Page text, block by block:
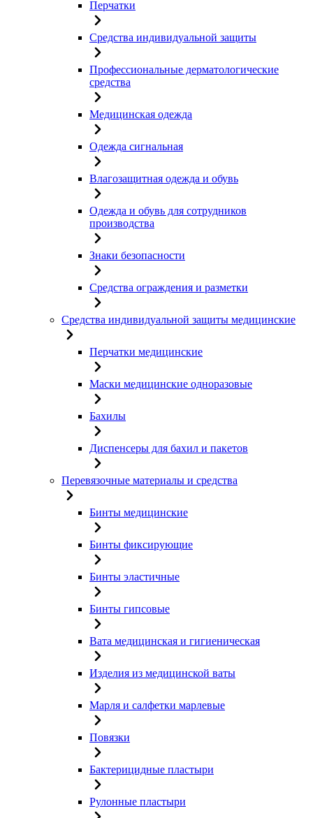
Перчатки
Средства индивидуальной защиты
Профессиональные дерматологические
средства
Медицинская одежда
Одежда сигнальная
Влагозащитная одежда и обувь
Одежда и обувь для сотрудников
производства
Знаки безопасности
Средства ограждения и разметки
Средства индивидуальной защиты медицинские
Перчатки медицинские
Маски медицинские одноразовые
Бахилы
Диспенсеры для бахил и пакетов
Перевязочные материалы и средства
Бинты медицинские
Бинты фиксирующие
Бинты эластичные
Бинты гипсовые
Вата медицинская и гигиеническая
Изделия из медицинской ваты
Марля и салфетки марлевые
Повязки
Бактерицидные пластыри
Рулонные пластыри